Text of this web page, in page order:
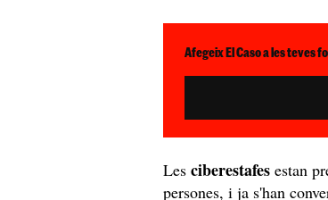
Afegeix El Caso a les teves
Lesciberestafesestan
persones, i ja s'han